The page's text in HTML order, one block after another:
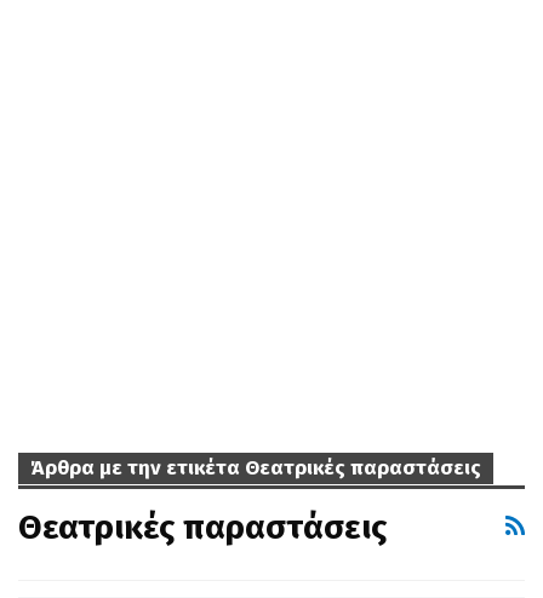
Άρθρα με την ετικέτα Θεατρικές παραστάσεις
Θεατρικές παραστάσεις